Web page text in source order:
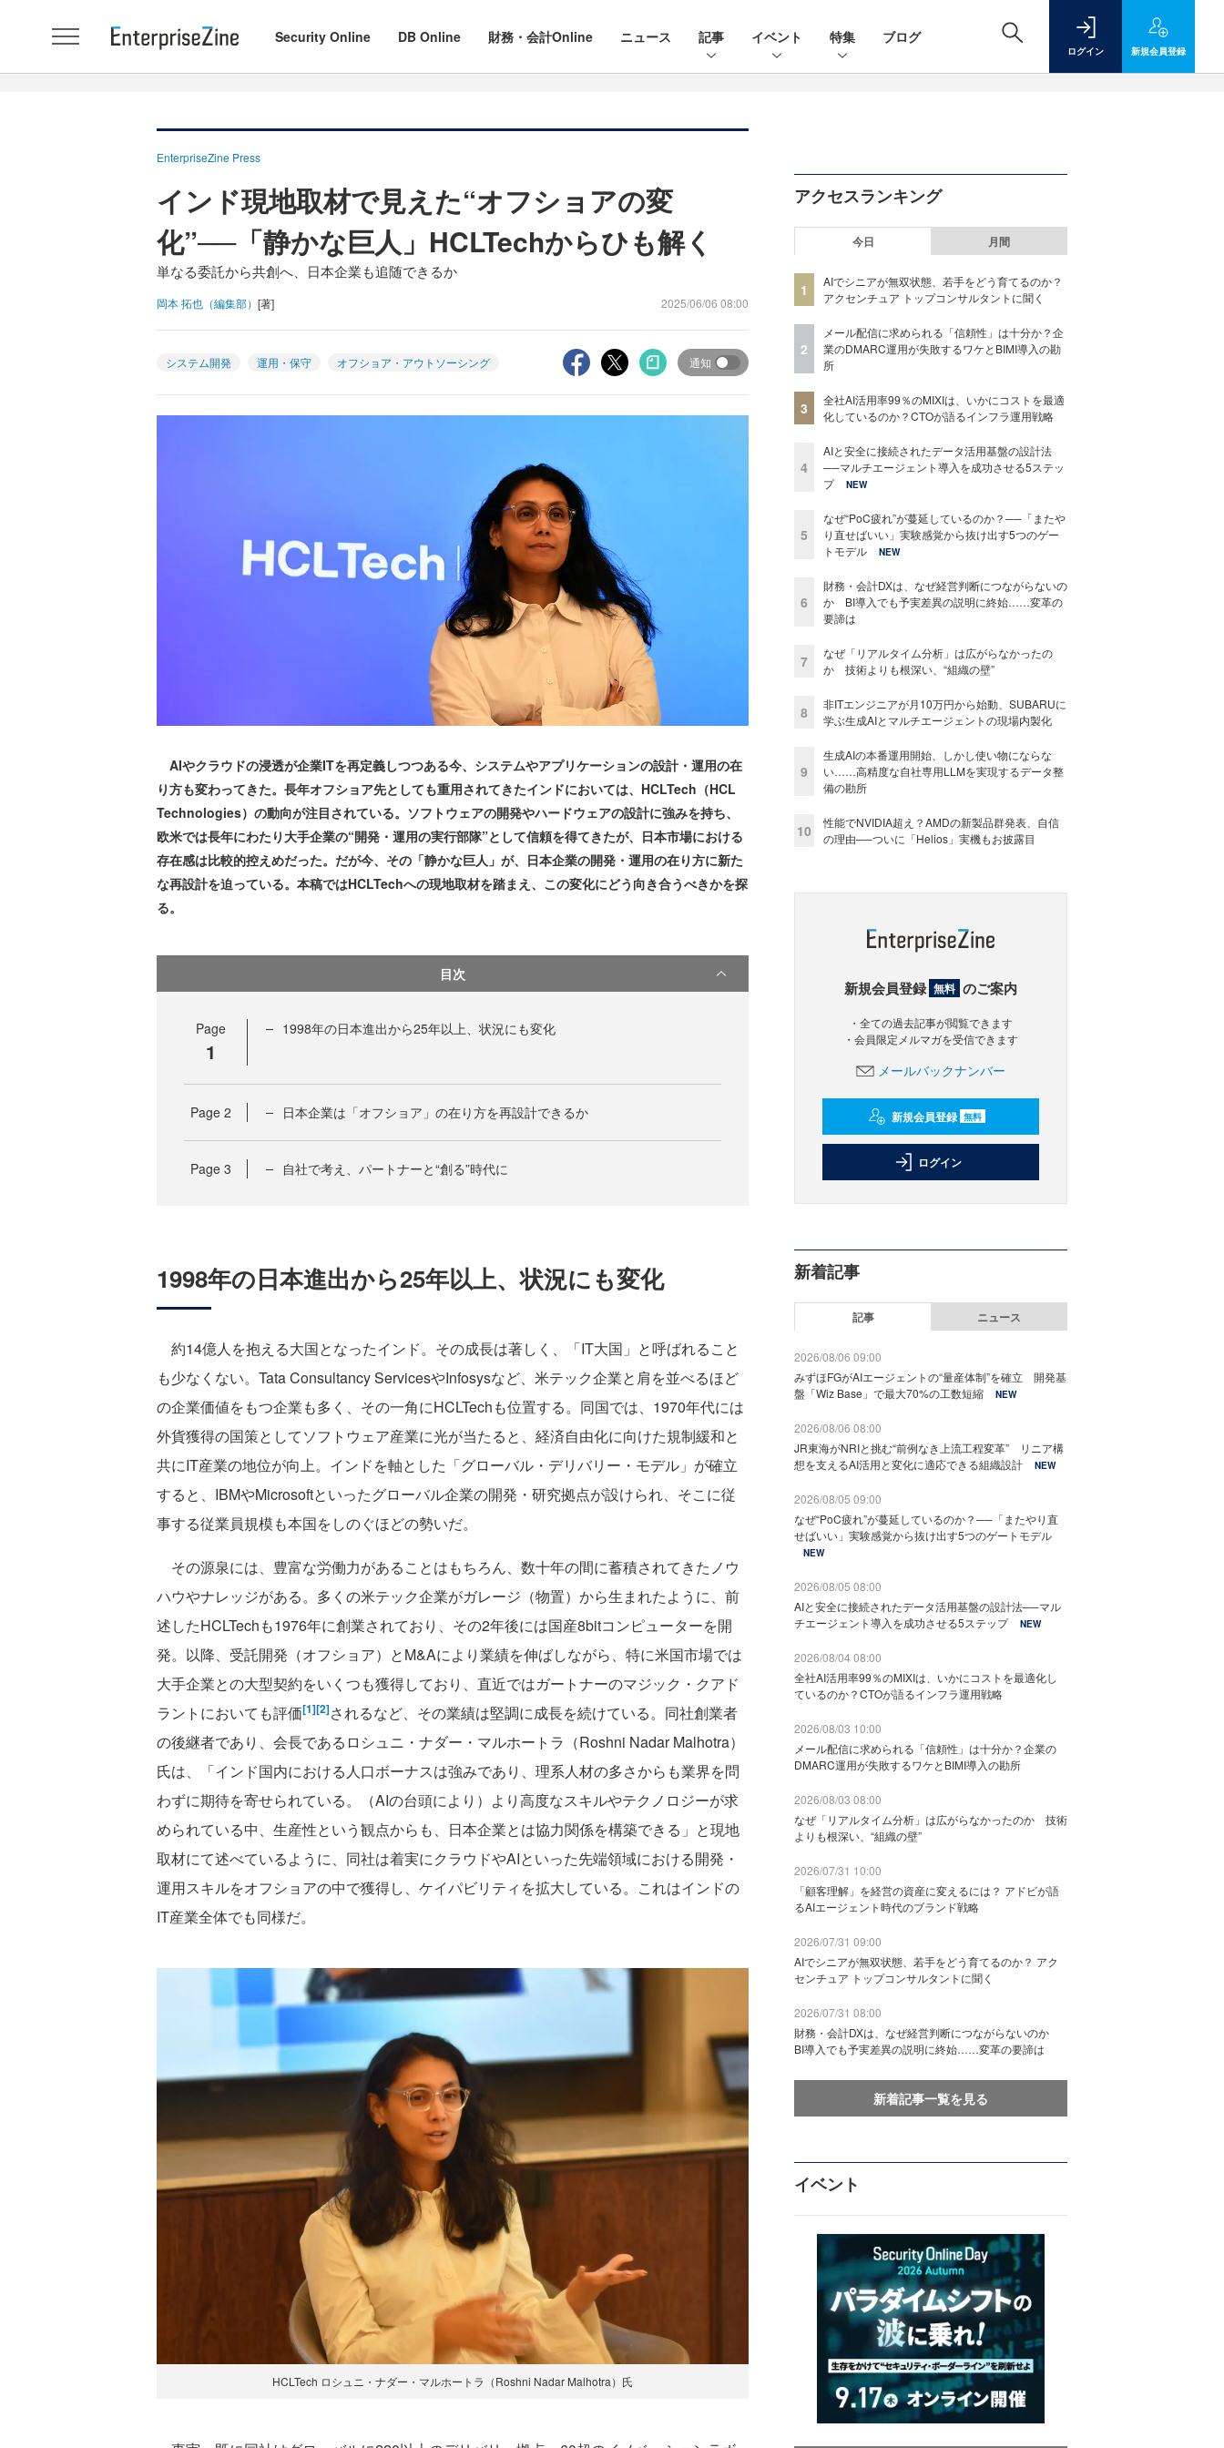
Security Online DB Online 財務・会計Online ニュース 記事 イベント 特集 ブログ
ログイン 新規会員登録
EnterpriseZine Press
インド現地取材で見えた“オフショアの変
化”──「静かな巨人」HCLTechからひも解く
単なる委託から共創へ、日本企業も追随できるか
岡本 拓也（編集部） [著] 2025/06/06 08:00
システム開発 運用・保守 オフショア・アウトソーシング 通知
AIやクラウドの浸透が企業ITを再定義しつつある今、システムやアプリケーションの設計・運用の在
り方も変わってきた。長年オフショア先としても重用されてきたインドにおいては、HCLTech（HCL
Technologies）の動向が注目されている。ソフトウェアの開発やハードウェアの設計に強みを持ち、
欧米では長年にわたり大手企業の“開発・運用の実行部隊”として信頼を得てきたが、日本市場における
存在感は比較的控えめだった。だが今、その「静かな巨人」が、日本企業の開発・運用の在り方に新た
な再設計を迫っている。本稿ではHCLTechへの現地取材を踏まえ、この変化にどう向き合うべきかを探
る。
目次
Page
1
1998年の日本進出から25年以上、状況にも変化
Page 2 日本企業は「オフショア」の在り方を再設計できるか
Page 3 自社で考え、パートナーと“創る”時代に
1998年の日本進出から25年以上、状況にも変化
約14億人を抱える大国となったインド。その成長は著しく、「IT大国」と呼ばれること
も少なくない。Tata Consultancy ServicesやInfosysなど、米テック企業と肩を並べるほど
の企業価値をもつ企業も多く、その一角にHCLTechも位置する。同国では、1970年代には
外貨獲得の国策としてソフトウェア産業に光が当たると、経済自由化に向けた規制緩和と
共にIT産業の地位が向上。インドを軸とした「グローバル・デリバリー・モデル」が確立
すると、IBMやMicrosoftといったグローバル企業の開発・研究拠点が設けられ、そこに従
事する従業員規模も本国をしのぐほどの勢いだ。
その源泉には、豊富な労働力があることはもちろん、数十年の間に蓄積されてきたノウ
ハウやナレッジがある。多くの米テック企業がガレージ（物置）から生まれたように、前
述したHCLTechも1976年に創業されており、その2年後には国産8bitコンピューターを開
発。以降、受託開発（オフショア）とM&Aにより業績を伸ばしながら、特に米国市場では
大手企業との大型契約をいくつも獲得しており、直近ではガートナーのマジック・クアド
ラントにおいても評価[1][2]されるなど、その業績は堅調に成長を続けている。同社創業者
の後継者であり、会長であるロシュニ・ナダー・マルホートラ（Roshni Nadar Malhotra）
氏は、「インド国内における人口ボーナスは強みであり、理系人材の多さからも業界を問
わずに期待を寄せられている。（AIの台頭により）より高度なスキルやテクノロジーが求
められている中、生産性という観点からも、日本企業とは協力関係を構築できる」と現地
取材にて述べているように、同社は着実にクラウドやAIといった先端領域における開発・
運用スキルをオフショアの中で獲得し、ケイパビリティを拡大している。これはインドの
IT産業全体でも同様だ。
HCLTech ロシュニ・ナダー・マルホートラ（Roshni Nadar Malhotra）氏
アクセスランキング
今日 月間
1
AIでシニアが無双状態、若手をどう育てるのか？
アクセンチュア トップコンサルタントに聞く
2
メール配信に求められる「信頼性」は十分か？企
業のDMARC運用が失敗するワケとBIMI導入の勘
所
3
全社AI活用率99％のMIXIは、いかにコストを最適
化しているのか？CTOが語るインフラ運用戦略
4
AIと安全に接続されたデータ活用基盤の設計法
──マルチエージェント導入を成功させる5ステッ
プ
NEW
5
なぜ“PoC疲れ”が蔓延しているのか？──「またや
り直せばいい」実験感覚から抜け出す5つのゲー
トモデル
NEW
6
財務・会計DXは、なぜ経営判断につながらないの
か BI導入でも予実差異の説明に終始……変革の
要諦は
7
なぜ「リアルタイム分析」は広がらなかったの
か 技術よりも根深い、“組織の壁”
8
非ITエンジニアが月10万円から始動、SUBARUに
学ぶ生成AIとマルチエージェントの現場内製化
9
生成AIの本番運用開始、しかし使い物にならな
い……高精度な自社専用LLMを実現するデータ整
備の勘所
10
性能でNVIDIA超え？AMDの新製品群発表、自信
の理由──ついに「Helios」実機もお披露目
新規会員登録 無料 のご案内
・全ての過去記事が閲覧できます
・会員限定メルマガを受信できます
メールバックナンバー
新規会員登録 無料
ログイン
新着記事
記事 ニュース
2026/08/06 09:00
みずほFGがAIエージェントの“量産体制”を確立 開発基
盤「Wiz Base」で最大70%の工数短縮
NEW
2026/08/06 08:00
JR東海がNRIと挑む“前例なき上流工程変革” リニア構
想を支えるAI活用と変化に適応できる組織設計
NEW
2026/08/05 09:00
なぜ“PoC疲れ”が蔓延しているのか？──「またやり直
せばいい」実験感覚から抜け出す5つのゲートモデル
NEW
2026/08/05 08:00
AIと安全に接続されたデータ活用基盤の設計法──マル
チエージェント導入を成功させる5ステップ
NEW
2026/08/04 08:00
全社AI活用率99％のMIXIは、いかにコストを最適化し
ているのか？CTOが語るインフラ運用戦略
2026/08/03 10:00
メール配信に求められる「信頼性」は十分か？企業の
DMARC運用が失敗するワケとBIMI導入の勘所
2026/08/03 08:00
なぜ「リアルタイム分析」は広がらなかったのか 技術
よりも根深い、“組織の壁”
2026/07/31 10:00
「顧客理解」を経営の資産に変えるには？ アドビが語
るAIエージェント時代のブランド戦略
2026/07/31 09:00
AIでシニアが無双状態、若手をどう育てるのか？ アク
センチュア トップコンサルタントに聞く
2026/07/31 08:00
財務・会計DXは、なぜ経営判断につながらないのか
BI導入でも予実差異の説明に終始……変革の要諦は
新着記事一覧を見る
イベント